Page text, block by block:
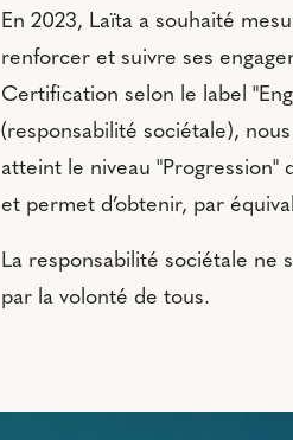
En 2023, Laïta a souhaité
renforcer et suivre ses
Certification selon le label
(responsabilité sociétale),
atteint le niveau "Progression"
et permet d’obtenir, par
La responsabilité sociétale ne
par la volonté de tous.